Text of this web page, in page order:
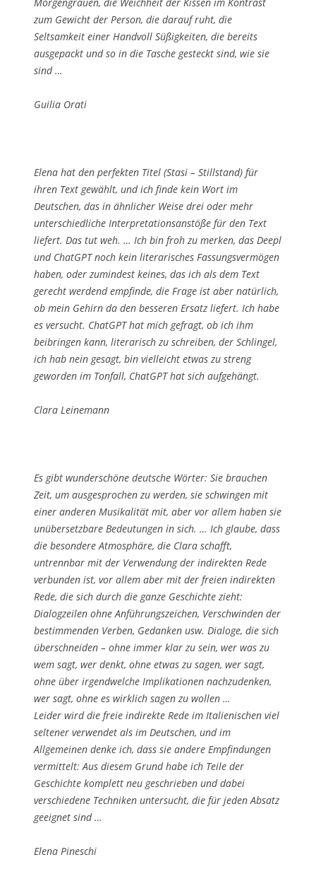
zum Gewicht der Person, die darauf ruht, die
Seltsamkeit einer Handvoll Süßigkeiten, die bereits
ausgepackt und so in die Tasche gesteckt sind, wie sie
sind …
Guilia Orati
Elena hat den perfekten Titel (Stasi – Stillstand) für
ihren Text gewählt, und ich finde kein Wort im
Deutschen, das in ähnlicher Weise drei oder mehr
unterschiedliche Interpretationsanstöße für den Text
liefert. Das tut weh. … Ich bin froh zu merken, das Deepl
und ChatGPT noch kein literarisches Fassungsvermögen
haben, oder zumindest keines, das ich als dem Text
gerecht werdend empfinde, die Frage ist aber natürlich,
ob mein Gehirn da den besseren Ersatz liefert. Ich habe
es versucht. ChatGPT hat mich gefragt, ob ich ihm
beibringen kann, literarisch zu schreiben, der Schlingel,
ich hab nein gesagt, bin vielleicht etwas zu streng
geworden im Tonfall, ChatGPT hat sich aufgehängt.
Clara Leinemann
Es gibt wunderschöne deutsche Wörter: Sie brauchen
Zeit, um ausgesprochen zu werden, sie schwingen mit
einer anderen Musikalität mit, aber vor allem haben sie
unübersetzbare Bedeutungen in sich. … Ich glaube, dass
die besondere Atmosphäre, die Clara schafft,
untrennbar mit der Verwendung der indirekten Rede
verbunden ist, vor allem aber mit der freien indirekten
Rede, die sich durch die ganze Geschichte zieht:
Dialogzeilen ohne Anführungszeichen, Verschwinden der
bestimmenden Verben, Gedanken usw. Dialoge, die sich
überschneiden – ohne immer klar zu sein, wer was zu
wem sagt, wer denkt, ohne etwas zu sagen, wer sagt,
ohne über irgendwelche Implikationen nachzudenken,
wer sagt, ohne es wirklich sagen zu wollen …
Leider wird die freie indirekte Rede im Italienischen viel
seltener verwendet als im Deutschen, und im
Allgemeinen denke ich, dass sie andere Empfindungen
vermittelt: Aus diesem Grund habe ich Teile der
Geschichte komplett neu geschrieben und dabei
verschiedene Techniken untersucht, die für jeden Absatz
geeignet sind …
Elena Pineschi